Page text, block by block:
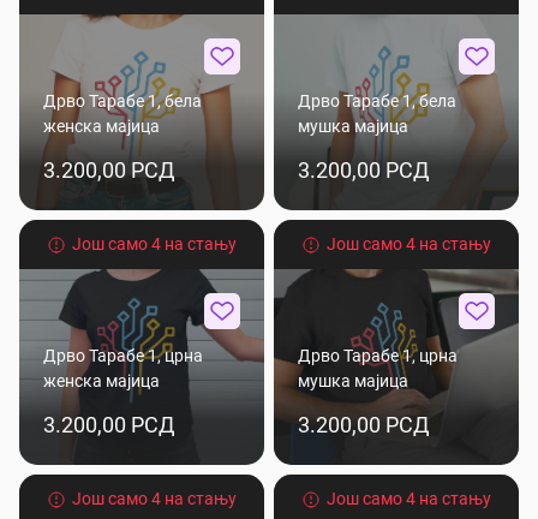
Дрво Тарабе 1, бела
женска мајица
3.200,00 РСД
Дрво Тарабе 1, бела
мушка мајица
3.200,00 РСД
Још само 4 на стању
Дрво Тарабе 1, црна
женска мајица
3.200,00 РСД
Још само 4 на стању
Дрво Тарабе 1, црна
мушка мајица
3.200,00 РСД
Још само 4 на стању Још само 4 на стању